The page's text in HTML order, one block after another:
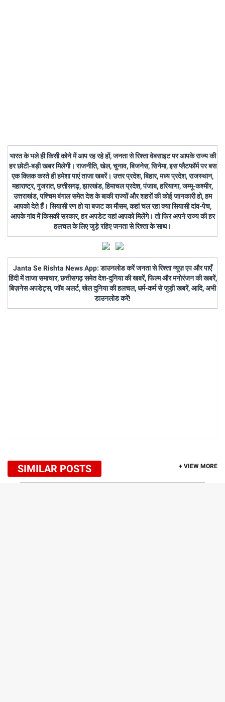
भारत के भले ही किसी कोने में आप रह रहे हों, जनता से रिश्ता वेबसाइट पर आपके राज्य की
हर छोटी-बड़ी खबर मिलेगी। राजनीति, खेल, चुनाव, बिजनेस, सिनेमा, इस प्लैटफॉर्म पर बस
एक क्लिक करते ही हमेशा पाएं ताजा खबरें। उत्तर प्रदेश, बिहार, मध्य प्रदेश, राजस्थान,
महाराष्ट्र, गुजरात, छत्तीसगढ़, झारखंड, हिमाचल प्रदेश, पंजाब, हरियाणा, जम्मू-कश्मीर,
उत्तराखंड, पश्चिम बंगाल समेत देश के बाकी राज्यों और शहरों की कोई जानकारी हो, हम
आपको देते हैं। सियासी रण हो या बजट का मौसम, कहां चल रहा क्या सियासी दांव-पेच,
आपके गांव में किसकी सरकार, हर अपडेट यहां आपको मिलेंगे। तो फिर अपने राज्य की हर
हलचल के लिए जुड़े रहिए जनता से रिश्ता के साथ।
Janta Se Rishta News App: डाउनलोड करें जनता से रिश्ता न्यूज़ एप और पाएँ
हिंदी में ताजा समाचार, छत्तीसगढ़ समेत देश-दुनिया की खबरें, फिल्म और मनोरंजन की खबरें,
बिज़नेस अपडेट्स, जॉब अलर्ट, खेल दुनिया की हलचल, धर्म-कर्म से जुड़ी खबरें, आदि, अभी
डाउनलोड करें!
SIMILAR POSTS + VIEW MORE